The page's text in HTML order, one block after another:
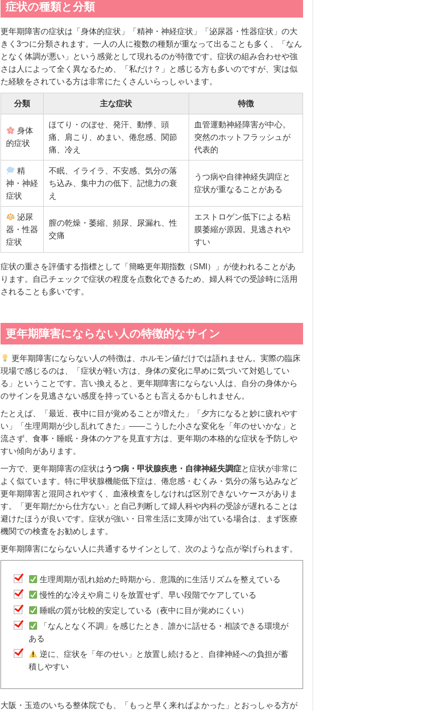
症状の種類と分類
更年期障害の症状は「身体的症状」「精神・神経症状」「泌尿器・性器症状」の大
きく3つに分類されます。一人の人に複数の種類が重なって出ることも多く、「なん
となく体調が悪い」という感覚として現れるのが特徴です。症状の組み合わせや強
さは人によって全く異なるため、「私だけ？」と感じる方も多いのですが、実は似
た経験をされている方は非常にたくさんいらっしゃいます。
分類 主な症状 特徴
身体
的症状
ほてり・のぼせ、発汗、動悸、頭
痛、肩こり、めまい、倦怠感、関節
痛、冷え
血管運動神経障害が中心。
突然のホットフラッシュが
代表的
精
神・神経
症状
不眠、イライラ、不安感、気分の落
ち込み、集中力の低下、記憶力の衰
え
うつ病や自律神経失調症と
症状が重なることがある
泌尿
器・性器
症状
膣の乾燥・萎縮、頻尿、尿漏れ、性
交痛
エストロゲン低下による粘
膜萎縮が原因。見逃されや
すい
症状の重さを評価する指標として「簡略更年期指数（SMI）」が使われることがあ
ります。自己チェックで症状の程度を点数化できるため、婦人科での受診時に活用
されることも多いです。
更年期障害にならない人の特徴的なサイン
更年期障害にならない人の特徴は、ホルモン値だけでは語れません。実際の臨床
現場で感じるのは、「症状が軽い方は、身体の変化に早めに気づいて対処してい
る」ということです。言い換えると、更年期障害にならない人は、自分の身体から
のサインを見逃さない感度を持っているとも言えるかもしれません。
たとえば、「最近、夜中に目が覚めることが増えた」「夕方になると妙に疲れやす
い」「生理周期が少し乱れてきた」——こうした小さな変化を「年のせいかな」と
流さず、食事・睡眠・身体のケアを見直す方は、更年期の本格的な症状を予防しや
すい傾向があります。
一方で、更年期障害の症状はうつ病・甲状腺疾患・自律神経失調症と症状が非常に
よく似ています。特に甲状腺機能低下症は、倦怠感・むくみ・気分の落ち込みなど
更年期障害と混同されやすく、血液検査をしなければ区別できないケースがありま
す。「更年期だから仕方ない」と自己判断して婦人科や内科の受診が遅れることは
避けたほうが良いです。症状が強い・日常生活に支障が出ている場合は、まず医療
機関での検査をお勧めします。
更年期障害にならない人に共通するサインとして、次のような点が挙げられます。
生理周期が乱れ始めた時期から、意識的に生活リズムを整えている
慢性的な冷えや肩こりを放置せず、早い段階でケアしている
睡眠の質が比較的安定している（夜中に目が覚めにくい）
「なんとなく不調」を感じたとき、誰かに話せる・相談できる環境が
ある
逆に、症状を「年のせい」と放置し続けると、自律神経への負担が蓄
積しやすい
大阪・玉造のいちる整体院でも、「もっと早く来ればよかった」とおっしゃる方が